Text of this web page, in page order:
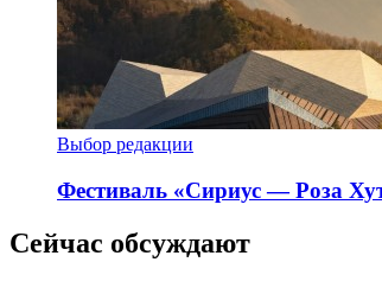
Выбор редакции
Фестиваль «Сириус — Роза
Сейчас обсуждают